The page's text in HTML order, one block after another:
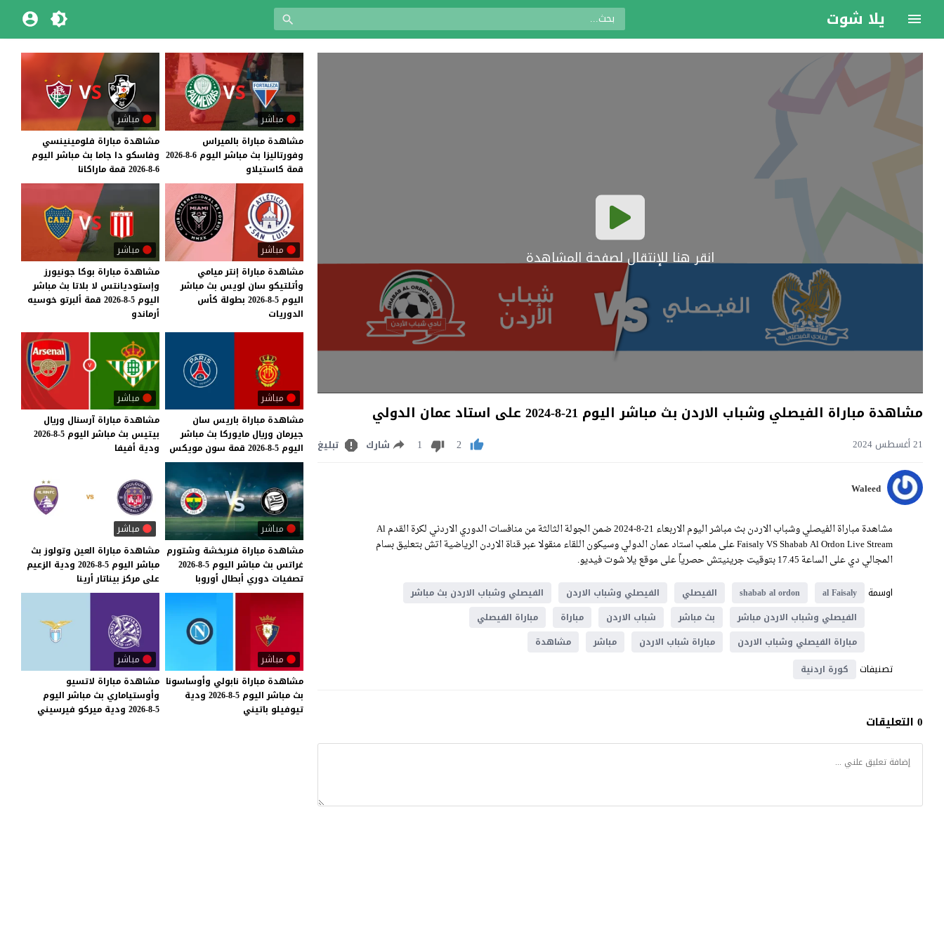
يلا شوت
انقر هنا للإنتقال لصفحة المشاهدة
مشاهدة مباراة الفيصلي وشباب الاردن بث مباشر اليوم 21-8-2024 على استاد عمان الدولي
21 أغسطس 2024 2
1 شارك تبليغ
Waleed
مشاهدة مباراة الفيصلي وشباب الاردن بث مباشر اليوم الاربعاء 21-8-2024 ضمن الجولة الثالثة من منافسات الدوري الاردني لكرة القدم Al
Faisaly VS Shabab Al Ordon Live Stream على ملعب استاد عمان الدولي وسيكون اللقاء منقولا عبر قناة الاردن الرياضية اتش بتعليق بسام
المجالي دي على الساعة 17.45 بتوقيت جرينيتش حصرياً على موقع يلا شوت فيديو.
اوسمة
al Faisaly
shabab al ordon الفيصلي الفيصلي وشباب الاردن
الفيصلي وشباب الاردن بث مباشر
الفيصلي وشباب الاردن مباشر
بث مباشر شباب الاردن مباراة
مباراة الفيصلي
مباراة الفيصلي وشباب الاردن
مباراة شباب الاردن مباشر مشاهدة
تصنيفات كورة اردنية
0 التعليقات
مباشر
مشاهدة مباراة بالميراس
وفورتاليزا بث مباشر اليوم 6-8-2026
قمة كاستيلاو
مباشر
مشاهدة مباراة فلومينينسي
وفاسكو دا جاما بث مباشر اليوم
6-8-2026
قمة ماراكانا
مباشر
مشاهدة مباراة إنتر ميامي
وأتلتيكو سان لويس بث مباشر
اليوم 5-8-2026 بطولة كأس
الدوريات
مباشر
مشاهدة مباراة بوكا جونيورز
وإستوديانتس لا بلاتا بث مباشر
اليوم 5-8-2026 قمة ألبرتو خوسيه
أرماندو
مباشر
مشاهدة مباراة باريس سان
جيرمان وريال مايوركا بث مباشر
اليوم 5-8-2026 قمة سون مويكس
مباشر
مشاهدة مباراة آرسنال وريال
بيتيس بث مباشر اليوم 5-8-2026
ودية أفيفا
مباشر
مشاهدة مباراة فنربخشة وشتورم
غراتس بث مباشر اليوم 5-8-2026
تصفيات دوري أبطال أوروبا
مباشر
مشاهدة مباراة العين وتولوز بث
مباشر اليوم 5-8-2026 ودية الزعيم
على مركز بيناتار أرينا
مباشر
مشاهدة مباراة نابولي وأوساسونا
بث مباشر اليوم 5-8-2026
ودية
تيوفيلو باتيني
مباشر
مشاهدة مباراة لاتسيو
وأوستياماري بث مباشر اليوم
5-8-2026
ودية ميركو فيرسيني